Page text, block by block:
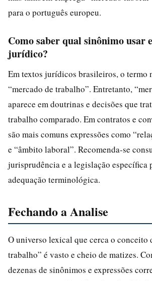
para o português europeu.
Como saber qual sinônimo usar
jurídico?
Em textos jurídicos brasileiros, o termo
“mercado de trabalho”. Entretanto,
aparece em doutrinas e decisões que
trabalho comparado. Em contratos e
são mais comuns expressões como
e “âmbito laboral”. Recomenda-se
jurisprudência e a legislação específica
adequação terminológica.
Fechando a Analise
O universo lexical que cerca o conceito
trabalho” é vasto e cheio de matizes.
dezenas de sinônimos e expressões